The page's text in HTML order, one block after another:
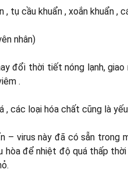
tụ cầu khuẩn , xoắn khuẩn ,
nhân)
đổi thời tiết nóng lạnh,
.
các loại hóa chất cũng là
– virus này đã có sẵn trong
để nhiệt độ quá thấp